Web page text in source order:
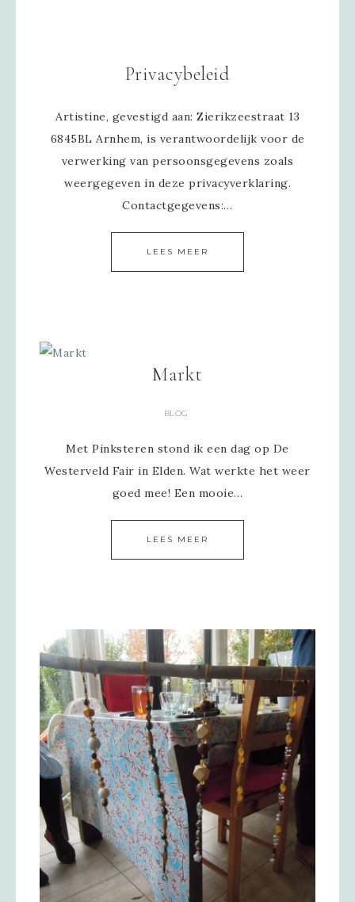
Privacybeleid
Artistine, gevestigd aan: Zierikzeestraat 13
6845BL Arnhem, is verantwoordelijk voor de
verwerking van persoonsgegevens zoals
weergegeven in deze privacyverklaring.
Contactgegevens:…
LEES MEER
Markt
BLOG
Met Pinksteren stond ik een dag op De
Westerveld Fair in Elden. Wat werkte het weer
goed mee! Een mooie…
LEES MEER